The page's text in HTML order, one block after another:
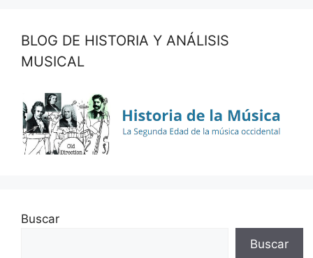
BLOG DE HISTORIA Y ANÁLISIS
MUSICAL
Buscar
Buscar